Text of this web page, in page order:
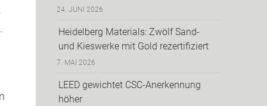
24. JUNI 2026
Heidelberg Materials: Zwölf Sand-
und Kieswerke mit Gold rezertifiziert
7. MAI 2026
LEED gewichtet CSC-Anerkennung
höher